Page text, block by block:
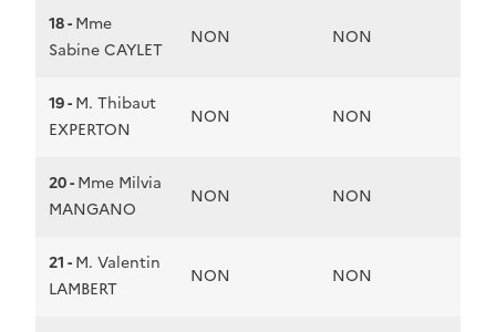
18 -Mme
Sabine CAYLET
NON NON
19 -M. Thibaut
EXPERTON
NON NON
20 -Mme Milvia
MANGANO
NON NON
21 -M. Valentin
LAMBERT
NON NON